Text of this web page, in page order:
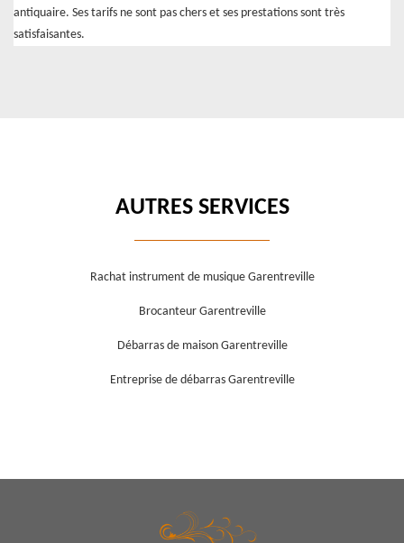
antiquaire. Ses tarifs ne sont pas chers et ses prestations sont très
satisfaisantes.
AUTRES SERVICES
Rachat instrument de musique Garentreville
Brocanteur Garentreville
Débarras de maison Garentreville
Entreprise de débarras Garentreville